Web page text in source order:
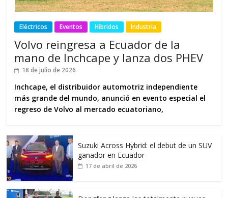
Eléctricos Eventos Híbridos Industria
Volvo reingresa a Ecuador de la
mano de Inchcape y lanza dos PHEV
18 de julio de 2026
Inchcape, el distribuidor automotriz independiente
más grande del mundo, anunció en evento especial el
regreso de Volvo al mercado ecuatoriano,
Suzuki Across Hybrid: el debut de un SUV
ganador en Ecuador
17 de abril de 2026